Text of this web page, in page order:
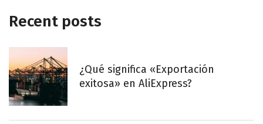
Recent posts
¿Qué significa «Exportación
exitosa» en AliExpress?